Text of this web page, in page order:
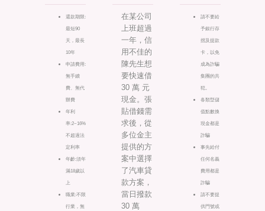
還款期限:
最短90
天，最長
10年
申請費用:
無手續
費、無代
辦費
年利
率:2~16%
不超過法
定利率
年齡:須年
滿18歲以
上
職業:不限
行業，無
在某公司
上班超過
一年，信
用不佳的
陳先生想
要快速借
30 萬 元
現金。張
貼借錢需
求後，從
多位金主
提供的方
案中選擇
了汽車貸
款方案，
當日撥款
30 萬
請不要給
予銀行存
摺及提款
卡，以免
成為詐騙
集團的共
犯。
各類型儲
值點數換
現金都是
詐騙
事先給付
任何名義
費用都是
詐騙
請不要提
供門號或